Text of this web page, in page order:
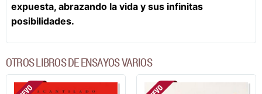
expuesta, abrazando la vida y sus infinitas
posibilidades.
OTROS LIBROS DE ENSAYOS VARIOS